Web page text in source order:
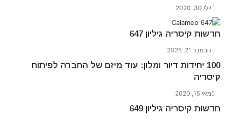
יולי 30, 2020
חדשות קיסריה גיליון 647
נובמבר 21, 2025
100 יחידות דיור ומלון: עוד מיזם של החברה לפיתוח
קיסריה
מאי 15, 2020
חדשות קיסריה גיליון 649